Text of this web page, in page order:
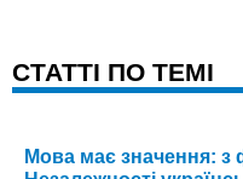
CТАТТІ ПО ТЕМІ
Мова має значення: з